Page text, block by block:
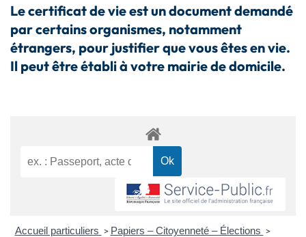
Le certificat de vie est un document demandé
par certains organismes, notamment
étrangers, pour justifier que vous êtes en vie.
Il peut être établià votre mairie de domicile.
Accueil particuliers > Papiers – Citoyenneté – Élections >